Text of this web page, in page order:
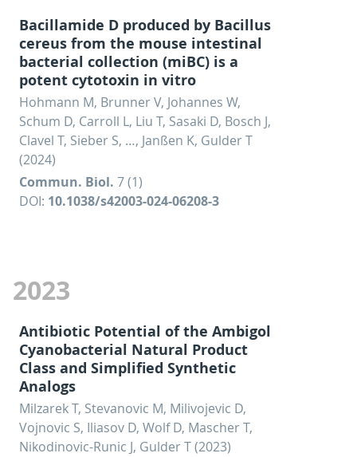
Bacillamide D produced by Bacillus
cereus from the mouse intestinal
bacterial collection (miBC) is a
potent cytotoxin in vitro
Hohmann M, Brunner V, Johannes W,
Schum D, Carroll L, Liu T, Sasaki D, Bosch J,
Clavel T, Sieber S, …, Janßen K, Gulder T
(2024)
Commun. Biol. 7 (1)
DOI: 10.1038/s42003-024-06208-3
2023
Antibiotic Potential of the Ambigol
Cyanobacterial Natural Product
Class and Simplified Synthetic
Analogs
Milzarek T, Stevanovic M, Milivojevic D,
Vojnovic S, Iliasov D, Wolf D, Mascher T,
Nikodinovic-Runic J, Gulder T (2023)